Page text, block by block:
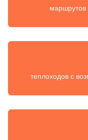
маршрутов
теплоходов с